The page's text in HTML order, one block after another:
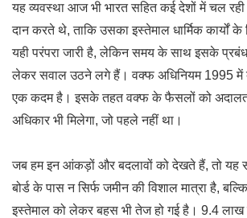
यह व्यवस्था आज भी भारत सहित कई देशों में चल
दान करते थे, ताकि उसका इस्तेमाल धार्मिक कार्यों
यही परंपरा जारी है, लेकिन समय के साथ इसके
लेकर सवाल उठने लगे हैं। वक्फ अधिनियम 1995 में
एक कदम है। इसके तहत वक्फ के फैसलों को अदालत
अधिकार भी मिलेगा, जो पहले नहीं था।
जब हम इन आंकड़ों और बदलावों को देखते हैं, तो यह
बोर्ड के पास न सिर्फ जमीन की विशाल मात्रा है,
इस्तेमाल को लेकर बहस भी तेज हो गई है। 9.4